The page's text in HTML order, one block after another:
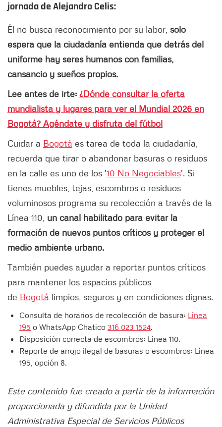
jornada de Alejandro Celis:
Él no busca reconocimiento por su labor, solo
espera que la ciudadanía entienda que detrás del
uniforme hay seres humanos con familias,
cansancio y sueños propios.
Lee antes de irte: ¿Dónde consultar la oferta
mundialista y lugares para ver el Mundial 2026 en
Bogotá? Agéndate y disfruta del fútbol
Cuidar a Bogotá es tarea de toda la ciudadanía,
recuerda que tirar o abandonar basuras o residuos
en la calle es uno de los '10 No Negociables'. Si
tienes muebles, tejas, escombros o residuos
voluminosos programa su recolección a través de la
Línea 110, un canal habilitado para evitar la
formación de nuevos puntos críticos y proteger el
medio ambiente urbano.
También puedes ayudar a reportar puntos críticos
para mantener los espacios públicos
de Bogotá limpios, seguros y en condiciones dignas.
Consulta de horarios de recolección de basura: Línea
195 o WhatsApp Chatico 316 023 1524.
Disposición correcta de escombros: Línea 110.
Reporte de arrojo ilegal de basuras o escombros: Línea
195, opción 8.
Este contenido fue creado a partir de la información
proporcionada y difundida por la Unidad
Administrativa Especial de Servicios Públicos